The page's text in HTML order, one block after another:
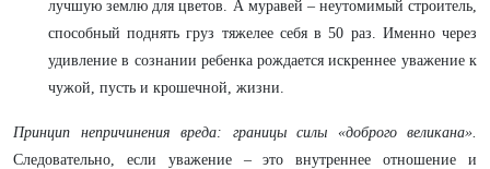
лучшую землю для цветов. А муравей – неутомимый строитель,
способный поднять груз тяжелее себя в 50 раз. Именно через
удивление в сознании ребенка рождается искреннее уважение к
чужой, пусть и крошечной, жизни.
Принцип непричинения вреда: границы силы «доброго великана».
Следовательно, если уважение – это внутреннее отношение и